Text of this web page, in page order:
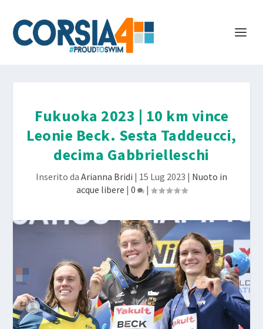
Fukuoka 2023 | 10 km vince
Leonie Beck. Sesta Taddeucci,
decima Gabbrielleschi
Inserito da Arianna Bridi | 15 Lug 2023 | Nuoto in
acque libere | 0 |